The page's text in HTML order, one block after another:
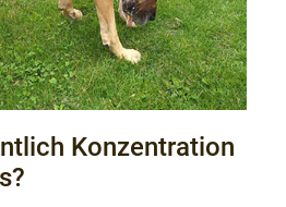
Konzentration